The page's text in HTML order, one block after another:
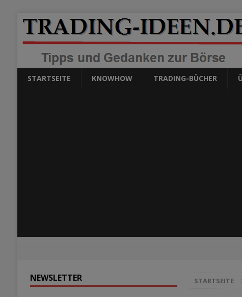
STARTSEITE KNOWHOW TRADING-BÜCHER
STARTSEITE
NEWSLETTER